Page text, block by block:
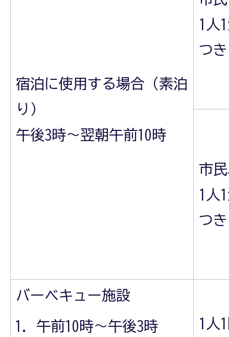
宿泊に使用する場合（素泊
り）
午後3時～翌朝午前10時
1人
つき
市
1人
つき
バーベキュー施設
午前10時～午後3時
1人